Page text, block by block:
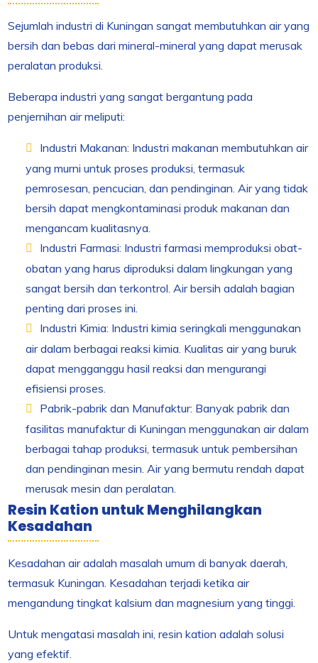
Sejumlah industri di Kuningan sangat membutuhkan air yang
bersih dan bebas dari mineral-mineral yang dapat merusak
peralatan produksi.
Beberapa industri yang sangat bergantung pada
penjernihan air meliputi:
Industri Makanan: Industri makanan membutuhkan air
yang murni untuk proses produksi, termasuk
pemrosesan, pencucian, dan pendinginan. Air yang tidak
bersih dapat mengkontaminasi produk makanan dan
mengancam kualitasnya.
Industri Farmasi: Industri farmasi memproduksi obat-
obatan yang harus diproduksi dalam lingkungan yang
sangat bersih dan terkontrol. Air bersih adalah bagian
penting dari proses ini.
Industri Kimia: Industri kimia seringkali menggunakan
air dalam berbagai reaksi kimia. Kualitas air yang buruk
dapat mengganggu hasil reaksi dan mengurangi
efisiensi proses.
Pabrik-pabrik dan Manufaktur: Banyak pabrik dan
fasilitas manufaktur di Kuningan menggunakan air dalam
berbagai tahap produksi, termasuk untuk pembersihan
dan pendinginan mesin. Air yang bermutu rendah dapat
merusak mesin dan peralatan.
Resin Kation untuk Menghilangkan
Kesadahan
Kesadahan air adalah masalah umum di banyak daerah,
termasuk Kuningan. Kesadahan terjadi ketika air
mengandung tingkat kalsium dan magnesium yang tinggi.
Untuk mengatasi masalah ini, resin kation adalah solusi
yang efektif.